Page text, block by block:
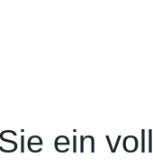
ein voll